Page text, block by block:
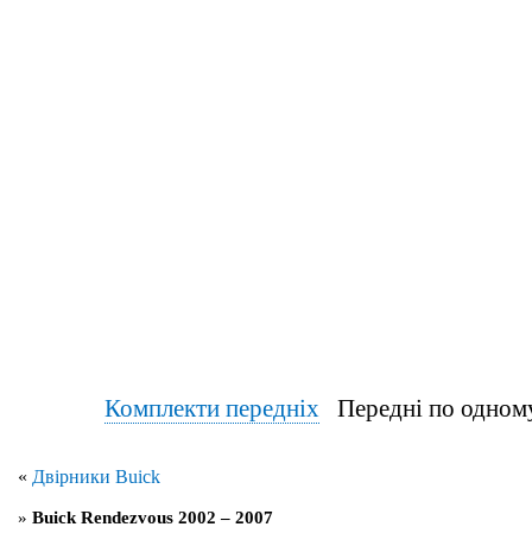
Комплекти передніхПередні по
« Двірники Buick
» Buick Rendezvous 2002 – 2007